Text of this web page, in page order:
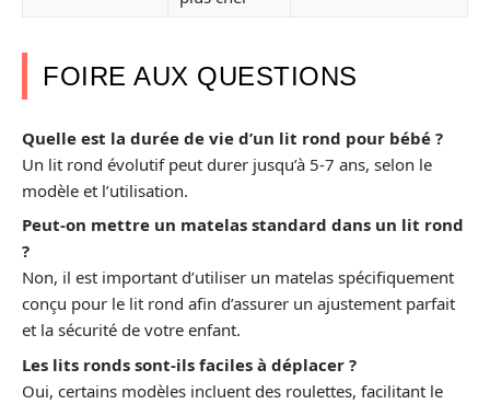
FOIRE AUX QUESTIONS
Quelle est la durée de vie d’un lit rond pour bébé ?
Un lit rond évolutif peut durer jusqu’à 5-7 ans, selon le
modèle et l’utilisation.
Peut-on mettre un matelas standard dans un lit rond
?
Non, il est important d’utiliser un matelas spécifiquement
conçu pour le lit rond afin d’assurer un ajustement parfait
et la sécurité de votre enfant.
Les lits ronds sont-ils faciles à déplacer ?
Oui, certains modèles incluent des roulettes, facilitant le